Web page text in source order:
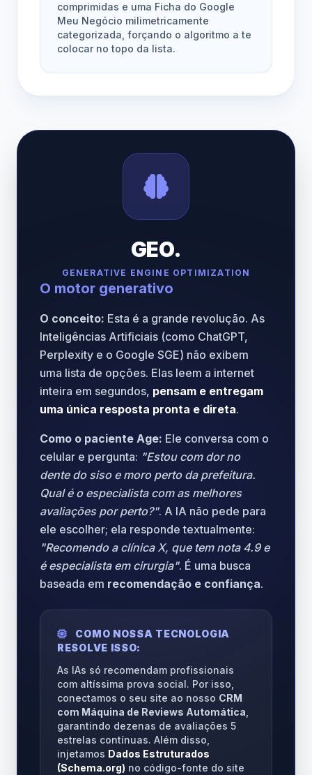
comprimidas e uma Ficha do Google
Meu Negócio milimetricamente
categorizada, forçando o algoritmo a te
colocar no topo da lista.
GEO.
GENERATIVE ENGINE OPTIMIZATION
O motor generativo
O conceito: Esta é a grande revolução. As
Inteligências Artificiais (como ChatGPT,
Perplexity e o Google SGE) não exibem
uma lista de opções. Elas leem a internet
inteira em segundos, pensam e entregam
uma única resposta pronta e direta.
Como o paciente Age: Ele conversa com o
celular e pergunta: "Estou com dor no
dente do siso e moro perto da prefeitura.
Qual é o especialista com as melhores
avaliações por perto?". A IA não pede para
ele escolher; ela responde textualmente:
"Recomendo a clínica X, que tem nota 4.9 e
é especialista em cirurgia". É uma busca
baseada em recomendação e confiança.
COMO NOSSA TECNOLOGIA
RESOLVE ISSO:
As IAs só recomendam profissionais
com altíssima prova social. Por isso,
conectamos o seu site ao nosso CRM
com Máquina de Reviews Automática
garantindo dezenas de avaliações 5
estrelas contínuas. Além disso,
injetamos Dados Estruturados
(Schema.org) no código-fonte do site